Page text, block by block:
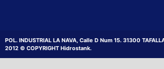
POL. INDUSTRIAL LA NAVA, Calle D Num 15. 31300
2012 © COPYRIGHT Hidrostank.